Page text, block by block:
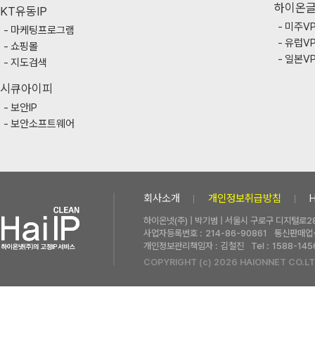
KT유동IP
마케팅프로그램
쇼핑몰
지도검색
시큐아이피
보안IP
보안소프트웨어
하이온
미주
유럽
일본
회사소개 개인정보취급방침
하이온넷(주) | 박기범 | 서울시 구로구 디지털
사업자등록번호 : 214-86-90861
통신판매
개인정보관리책임자 : 김철진 Tel : 1588-
COPYRIGHT (c) 2026 HAIONNET